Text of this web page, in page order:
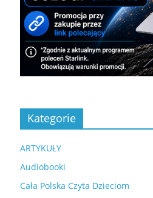
Kategorie
ARTYKUŁY
Audiobooki
Cała Polska Czyta Dzieciom